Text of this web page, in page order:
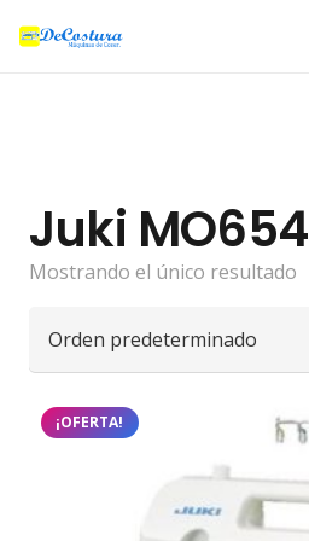
Juki MO654
Mostrando el único resultado
¡OFERTA!